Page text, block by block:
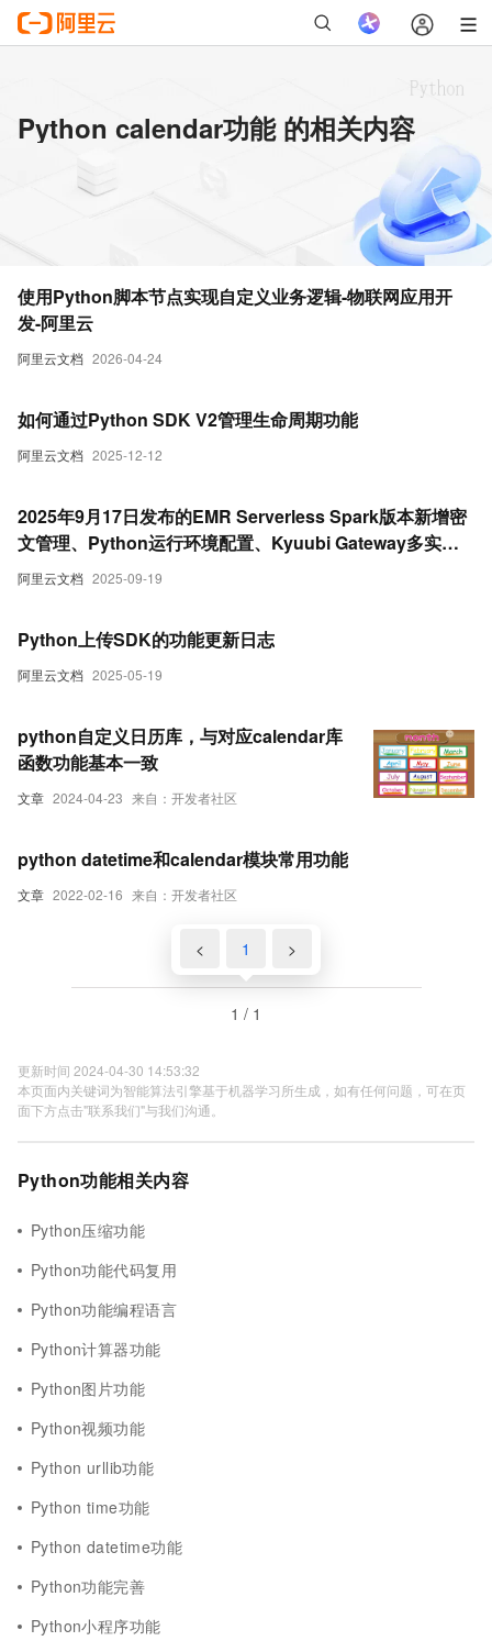
Python calendar功能 的相关内容
阿里云文档 2026-04-24
使用Python脚本节点实现自定义业务逻辑-物联网应用开
发-阿里云
阿里云文档 2025-12-12
如何通过Python SDK V2管理生命周期功能
阿里云文档 2025-09-19
2025年9月17日发布的EMR Serverless Spark版本新增密
文管理、Python运行环境配置、Kyuubi Gateway多实例
支持及引擎性能优化等功能，提升安全性和任务效率。
阿里云文档 2025-05-19
Python上传SDK的功能更新日志
文章 2024-04-23 来自：开发者社区
python自定义日历库，与对应calendar库
函数功能基本一致
文章 2022-02-16 来自：开发者社区
python datetime和calendar模块常用功能
< 1 >
1 / 1
更新时间 2024-04-30 14:53:32
本页面内关键词为智能算法引擎基于机器学习所生成，如有任何问题，可在页
面下方点击"联系我们"与我们沟通。
Python功能相关内容
Python压缩功能
Python功能代码复用
Python功能编程语言
Python计算器功能
Python图片功能
Python视频功能
Python urllib功能
Python time功能
Python datetime功能
Python功能完善
Python小程序功能